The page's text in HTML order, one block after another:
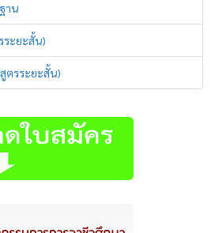
าน
ระยะสั้น)
ตรระยะสั้น)